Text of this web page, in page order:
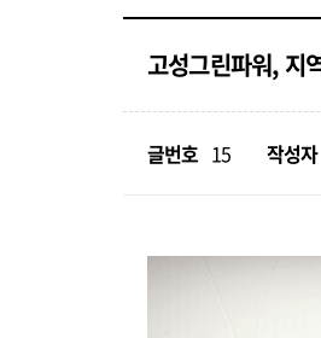
고성그린파워, 지
글번호 15 작성자